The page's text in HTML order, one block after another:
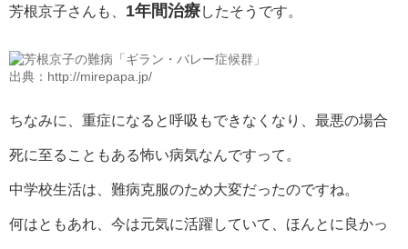
芳根京子さんも、 1年間治療したそうです。
出典：http://mirepapa.jp/
ちなみに、重症になると呼吸もできなくなり、最悪の場合
死に至ることもある怖い病気なんですって。
中学校生活は、難病克服のため大変だったのですね。
何はともあれ、今は元気に活躍していて、ほんとに良かっ